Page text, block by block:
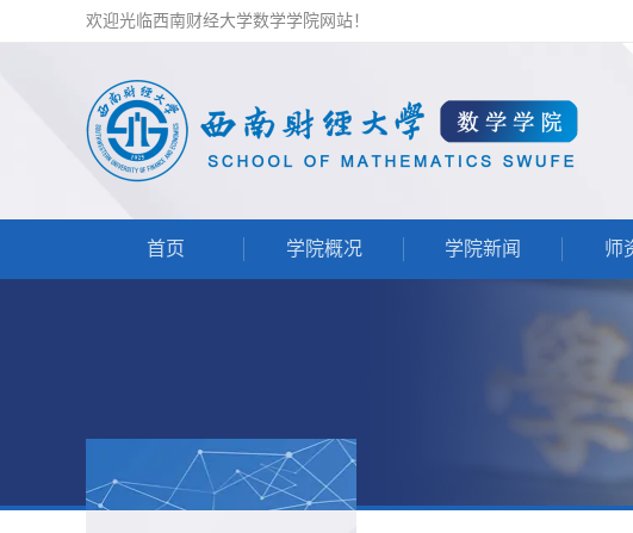
欢迎光临西南财经大学数学学院网站！
首页 学院概况 学院新闻 师